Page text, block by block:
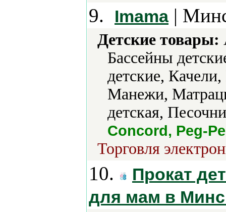
9. Imama|
Детские товары:
Бассейны
детские,
Манежи,
детская,
Concord, Peg-
Торговля
10.
Прокат
для мам в